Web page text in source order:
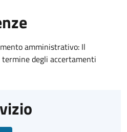
amministrativo: Il
degli accertamenti